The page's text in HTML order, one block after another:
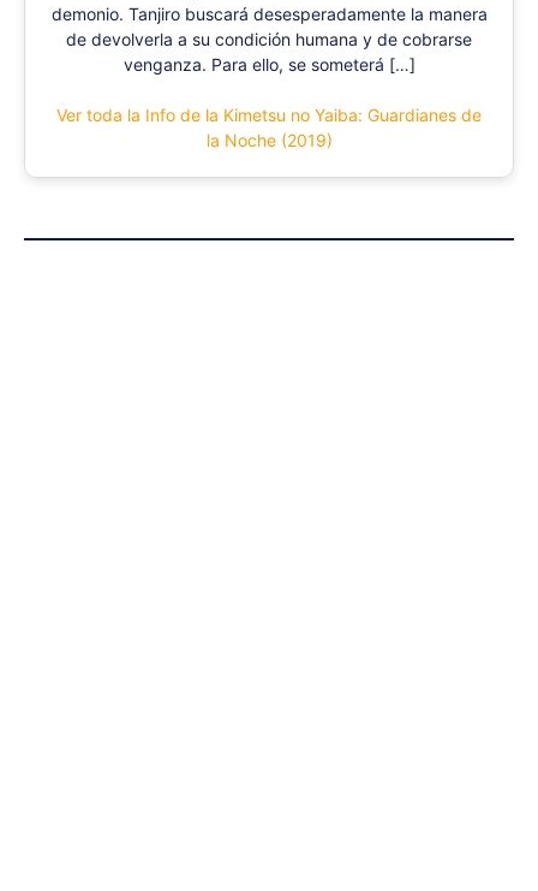
demonio. Tanjiro buscará desesperadamente la manera
de devolverla a su condición humana y de cobrarse
venganza. Para ello, se someterá […]
Ver toda la Info de la Kimetsu no Yaiba: Guardianes de
la Noche (2019)